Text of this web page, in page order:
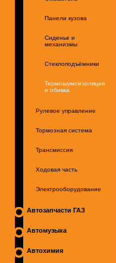
Панели кузова
Сиденье и
механизмы
Стеклоподъёмники
Термошумоизоляция
и обивка
Рулевое управление
Тормозная система
Трансмиссия
Ходовая часть
Электрооборудование
Автозапчасти ГАЗ
Автомузыка
Автохимия